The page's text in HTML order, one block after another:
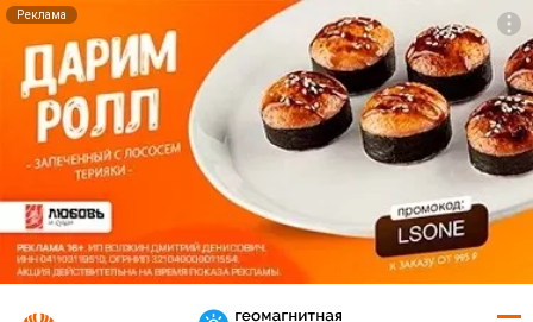
Реклама